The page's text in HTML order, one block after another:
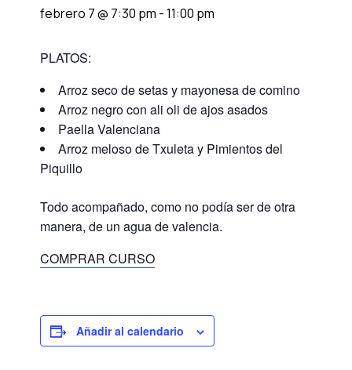
febrero 7 @ 7:30 pm -11:00 pm
PLATOS:
Arroz seco de setas y mayonesa de comino
Arroz negro con ali oli de ajos asados
Paella Valenciana
Arroz meloso de Txuleta y Pimientos del
Piquillo
Todo acompañado, como no podía ser de otra
manera, de un agua de valencia.
COMPRAR CURSO
Añadir al calendario